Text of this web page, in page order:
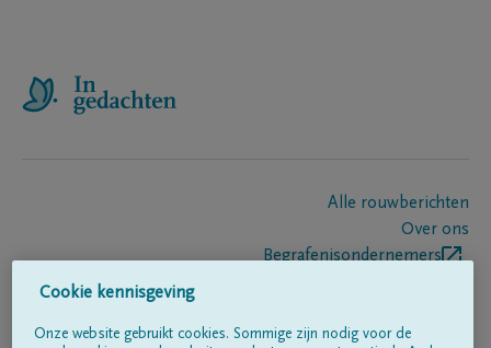
Alle rouwberichten
Over ons
Begrafenisondernemers
Cookie kennisgeving
Onze website gebruikt cookies. Sommige zijn nodig voor de